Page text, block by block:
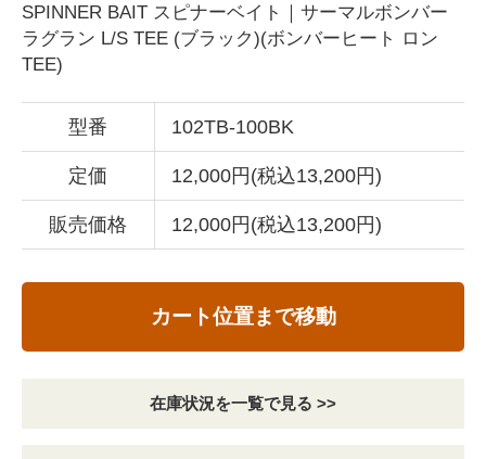
SPINNER BAIT スピナーベイト｜サーマルボンバー
ラグラン L/S TEE (ブラック)(ボンバーヒート ロン
TEE)
型番 102TB-100BK
定価 12,000円(税込13,200円)
販売価格 12,000円(税込13,200円)
カート位置まで移動
在庫状況を一覧で見る >>